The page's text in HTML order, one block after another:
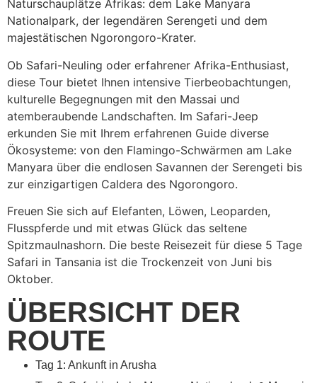
Naturschauplätze Afrikas: dem Lake Manyara
Nationalpark, der legendären Serengeti und dem
majestätischen Ngorongoro-Krater.
Ob Safari-Neuling oder erfahrener Afrika-Enthusiast,
diese Tour bietet Ihnen intensive Tierbeobachtungen,
kulturelle Begegnungen mit den Massai und
atemberaubende Landschaften. Im Safari-Jeep
erkunden Sie mit Ihrem erfahrenen Guide diverse
Ökosysteme: von den Flamingo-Schwärmen am Lake
Manyara über die endlosen Savannen der Serengeti bis
zur einzigartigen Caldera des Ngorongoro.
Freuen Sie sich auf Elefanten, Löwen, Leoparden,
Flusspferde und mit etwas Glück das seltene
Spitzmaulnashorn. Die beste Reisezeit für diese 5 Tage
Safari in Tansania ist die Trockenzeit von Juni bis
Oktober.
ÜBERSICHT DER
ROUTE
Tag 1: Ankunft in Arusha